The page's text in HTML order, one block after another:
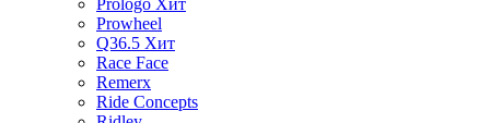
Prologo Хит
Prowheel
Q36.5 Хит
Race Face
Remerx
Ride Concepts